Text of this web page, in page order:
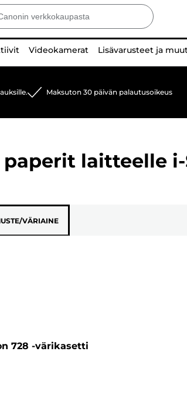
Videokamerat Lisävarusteet ja
Maksuton 30 päivän palautusoikeus
paperit laitteelle
VÄRIAINE
728 -värikasetti